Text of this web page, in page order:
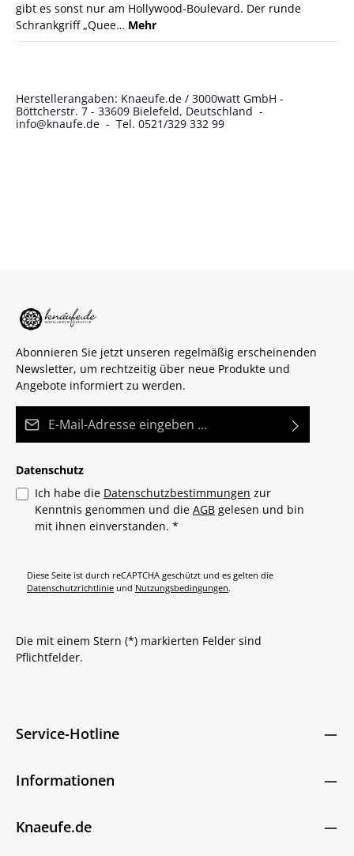
gibt es sonst nur am Hollywood-Boulevard. Der runde
Schrankgriff „Quee… Mehr
Herstellerangaben: Knaeufe.de / 3000watt GmbH -
Böttcherstr. 7 - 33609 Bielefeld, Deutschland -
info@knaufe.de - Tel. 0521/329 332 99
Abonnieren Sie jetzt unseren regelmäßig erscheinenden
Newsletter, um rechtzeitig über neue Produkte und
Angebote informiert zu werden.
Datenschutz
Ich habe die Datenschutzbestimmungen zur
Kenntnis genommen und die AGB gelesen und bin
mit ihnen einverstanden. *
Diese Seite ist durch reCAPTCHA geschützt und es gelten die
Datenschutzrichtlinie und Nutzungsbedingungen.
Die mit einem Stern (*) markierten Felder sind
Pflichtfelder.
Service-Hotline
Informationen
Knaeufe.de